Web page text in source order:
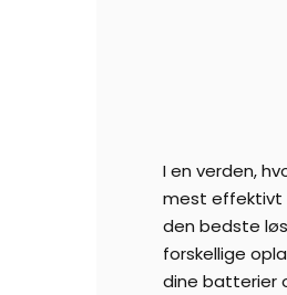
I en verden,
mest effektivt
den bedste
forskellige
dine batterier